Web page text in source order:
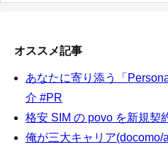
オススメ記事
あなたに寄り添う「
介 #PR
格安 SIM の povo を新規契
俺が三大キャリア(docomo/